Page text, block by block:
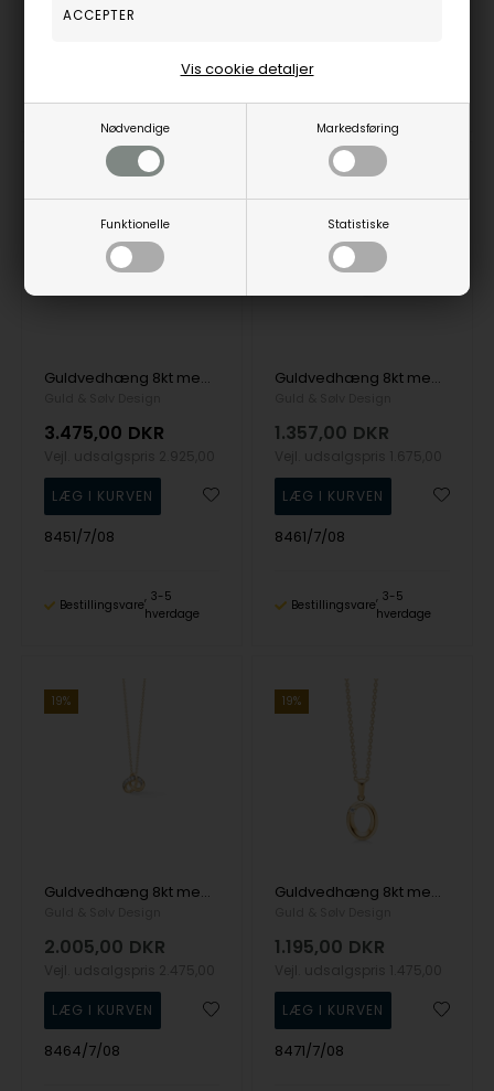
Nødvendige Markedsføring
Funktionelle Statistiske
Vis cookie detaljer
V1961-038-14RG
hverdage
hverdage
Guldvedhæng 8kt med kæde
3.475,00 DKR
8451/7/08
Bestillingsvare
3-5
hverdage
Guldvedhæng 8kt med zirkonia og kæde
1.357,00 DKR
8461/7/08
Bestillingsvare
3-5
hverdage
19%
Guldvedhæng 8kt med zirkonia og kæde
2.005,00 DKR
8464/7/08
19%
Guldvedhæng 8kt med zirkonia og kæde
1.195,00 DKR
8471/7/08